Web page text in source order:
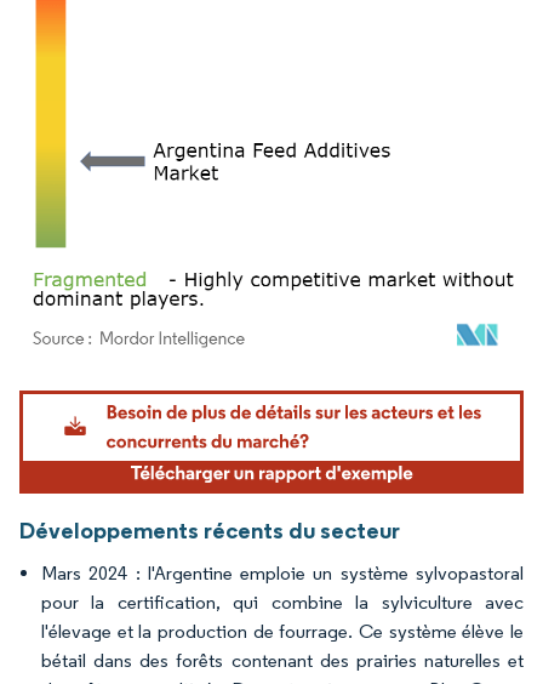
Image © Mordor Intelligence. La réutilisation nécessite une attribution sous CC BY
Développements récents du secteur
Mars 2024 : l'Argentine emploie un système sylvopastoral
pour la certification, qui combine la sylviculture avec
l'élevage et la production de fourrage. Ce système élève le
bétail dans des forêts contenant des prairies naturelles et